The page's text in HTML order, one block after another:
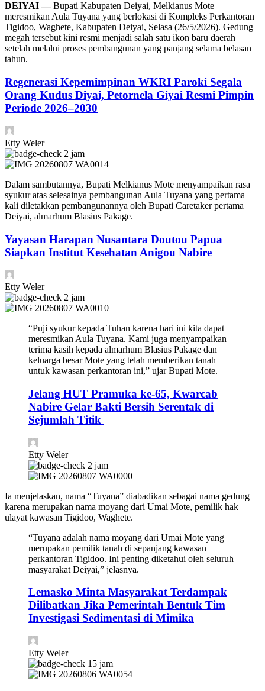
DEIYAI —Bupati Kabupaten Deiyai, Melkianus Mote
meresmikan Aula Tuyana yang berlokasi di Kompleks Perkantoran
Tigidoo, Waghete, Kabupaten Deiyai, Selasa (26/5/2026). Gedung
megah tersebut kini resmi menjadi salah satu ikon baru daerah
setelah melalui proses pembangunan yang panjang selama belasan
tahun.
Regenerasi Kepemimpinan WKRI Paroki Segala
Orang Kudus Diyai, Petornela Giyai Resmi Pimpin
Periode 2026–2030
Etty Weler
2 jam
Dalam sambutannya, Bupati Melkianus Mote menyampaikan rasa
syukur atas selesainya pembangunan Aula Tuyana yang pertama
kali diletakkan pembangunannya oleh Bupati Caretaker pertama
Deiyai, almarhum Blasius Pakage.
Yayasan Harapan Nusantara Doutou Papua
Siapkan Institut Kesehatan Anigou Nabire
Etty Weler
2 jam
“Puji syukur kepada Tuhan karena hari ini kita dapat
meresmikan Aula Tuyana. Kami juga menyampaikan
terima kasih kepada almarhum Blasius Pakage dan
keluarga besar Mote yang telah memberikan tanah
untuk kawasan perkantoran ini,” ujar Bupati Mote.
Jelang HUT Pramuka ke-65, Kwarcab
Nabire Gelar Bakti Bersih Serentak di
Sejumlah Titik
Etty Weler
2 jam
Ia menjelaskan, nama “Tuyana” diabadikan sebagai nama gedung
karena merupakan nama moyang dari Umai Mote, pemilik hak
ulayat kawasan Tigidoo, Waghete.
“Tuyana adalah nama moyang dari Umai Mote yang
merupakan pemilik tanah di sepanjang kawasan
perkantoran Tigidoo. Ini penting diketahui oleh seluruh
masyarakat Deiyai,” jelasnya.
Lemasko Minta Masyarakat Terdampak
Dilibatkan Jika Pemerintah Bentuk Tim
Investigasi Sedimentasi di Mimika
Etty Weler
15 jam